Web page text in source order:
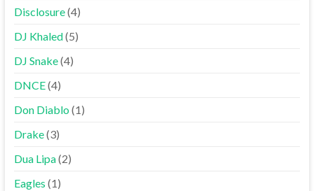
Disclosure(4)
DJ Khaled(5)
DJ Snake(4)
DNCE(4)
Don Diablo(1)
Drake(3)
Dua Lipa(2)
Eagles (1)